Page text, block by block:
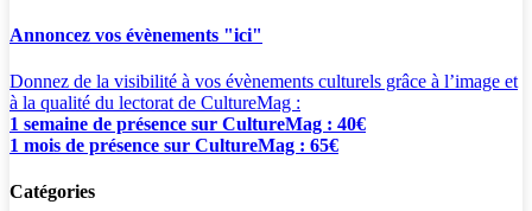
Annoncez vos évènements "ici"
Donnez de la visibilité à vos évènements culturels grâce à l’image et
à la qualité du lectorat de CultureMag :
1 semaine de présence sur CultureMag : 40€
1 mois de présence sur CultureMag : 65€
Catégories